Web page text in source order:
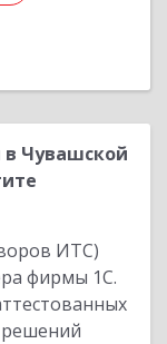
Чувашской
ИТС)
фирмы 1С.
решений